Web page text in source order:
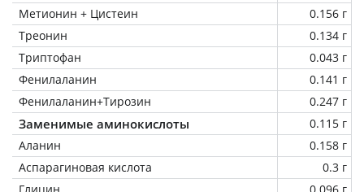
Метионин + Цистеин
0.156 г
Треонин
0.134 г
Триптофан
0.043 г
Фенилаланин
0.141 г
Фенилаланин+Тирозин
0.247 г
Заменимые аминокислоты
0.115 г
Аланин
0.158 г
Аспарагиновая кислота
0.3 г